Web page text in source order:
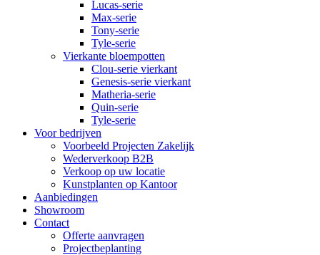
Lucas-serie
Max-serie
Tony-serie
Tyle-serie
Vierkante bloempotten
Clou-serie vierkant
Genesis-serie vierkant
Matheria-serie
Quin-serie
Tyle-serie
Voor bedrijven
Voorbeeld Projecten Zakelijk
Wederverkoop B2B
Verkoop op uw locatie
Kunstplanten op Kantoor
Aanbiedingen
Showroom
Contact
Offerte aanvragen
Projectbeplanting